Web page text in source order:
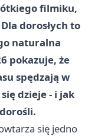
filmiku,
dorosłych to
naturalna
pokazuje, że
spędzają w
dzieje - i jak
się jedno